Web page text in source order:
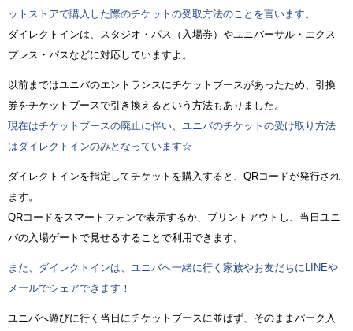
ットストアで購入した際のチケットの受取方法のことを言います。
ダイレクトインは、スタジオ・パス（入場券）やユニバーサル・エクス
プレス・パスなどに対応していますよ。
以前まではユニバのエントランスにチケットブースがあったため、引換
券をチケットブースで引き換えるという方法もありました。
現在はチケットブースの廃止に伴い、ユニバのチケットの受け取り方法
はダイレクトインのみとなっています☆
ダイレクトインを指定してチケットを購入すると、QRコードが発行され
ます。
QRコードをスマートフォンで表示するか、プリントアウトし、当日ユニ
バの入場ゲートで見せるすることで利用できます。
また、ダイレクトインは、ユニバへ一緒に行く家族やお友だちにLINEや
メールでシェアできます！
ユニバへ遊びに行く当日にチケットブースに並ばず、そのままパーク入